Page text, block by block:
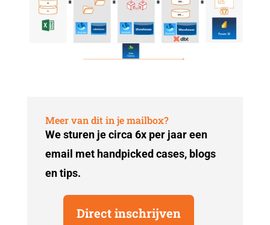
Meer van dit in je mailbox?
We sturen je circa 6x per jaar een
email met handpicked cases, blogs
en tips.
Direct inschrijven